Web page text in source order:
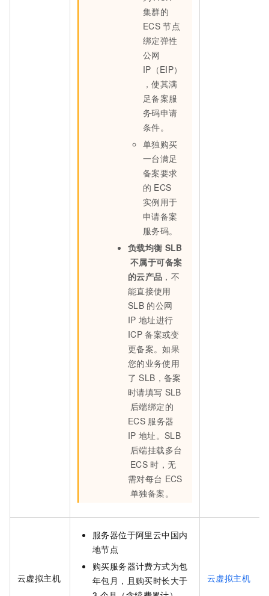
集群的
ECS 节点
绑定弹性
公网
IP（EIP）
，使其满
足备案服
务码申请
条件。
单独购买
一台满足
备案要求
的 ECS
实例用于
申请备案
服务码。
负载均衡 SLB
不属于可备案
的云产品 ，不
能直接使用
SLB 的公网
IP 地址进行
ICP 备案或变
更备案。如果
您的业务使用
了 SLB，备案
时请填写 SLB
后端绑定的
ECS 服务器
IP 地址。SLB
后端挂载多台
ECS 时，无
需对每台 ECS
单独备案。
云虚拟主机
服务器位于阿里云中国内
地节点
购买服务器计费方式为包
年包月，且购买时长大于
云虚拟主机